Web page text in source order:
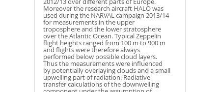
Moreover the research aircraft HALO was
used during the NARVAL campaign 2013/14
for measurements in the upper
troposphere and the lower stratosphere
over the Atlantic Ocean. Typical Zeppelin
flight heights ranged from 100 m to 900 m
and flights were therefore always
performed below possible cloud layers.
Thus the measurements were influenced
by potentially overlaying clouds and a small
upwelling part of radiation. Radiative
transfer calculations of the downwelling